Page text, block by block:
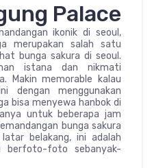
Palace
ikonik di seoul,
merupakan salah satu
bunga sakura di seoul.
istana dan nikmati
Makin memorable kalau
menggunakan
bisa menyewa hanbok di
untuk beberapa jam
bunga sakura
belakang, ini adalah
berfoto-foto sebanyak-